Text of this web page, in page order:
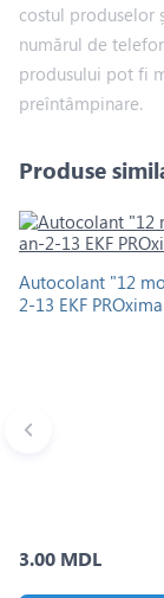
costul produselor
numărul de
produsului pot fi
preîntâmpinare.
Produse
Autocolant "12
2-13 EKF PROxima
3.00 MDL